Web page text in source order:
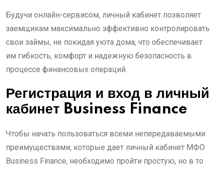
Будучи онлайн-сервисом, личный кабинет позволяет
заемщикам максимально эффективно контролировать
свои займы, не покидая уюта дома, что обеспечивает
им гибкость, комфорт и надежную безопасность в
процессе финансовых операций.
Регистрация и вход в личный
кабинет Business Finance
Чтобы начать пользоваться всеми непередаваемыми
преимуществами, которые дает личный кабинет МФО
Business Finance, необходимо пройти простую, но в то